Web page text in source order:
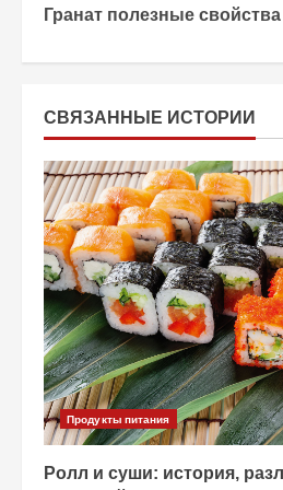
о
д
л
ж
и
т
ь
ч
т
е
Гранат полезные свойства
СВЯЗАННЫЕ ИСТОРИИ
Продукты питания
Ролл и суши: история,